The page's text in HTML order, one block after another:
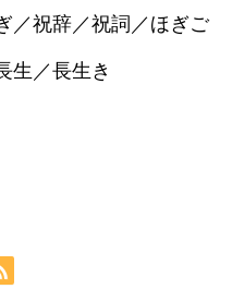
／祝辞／祝詞／ほぎご
生／長生き